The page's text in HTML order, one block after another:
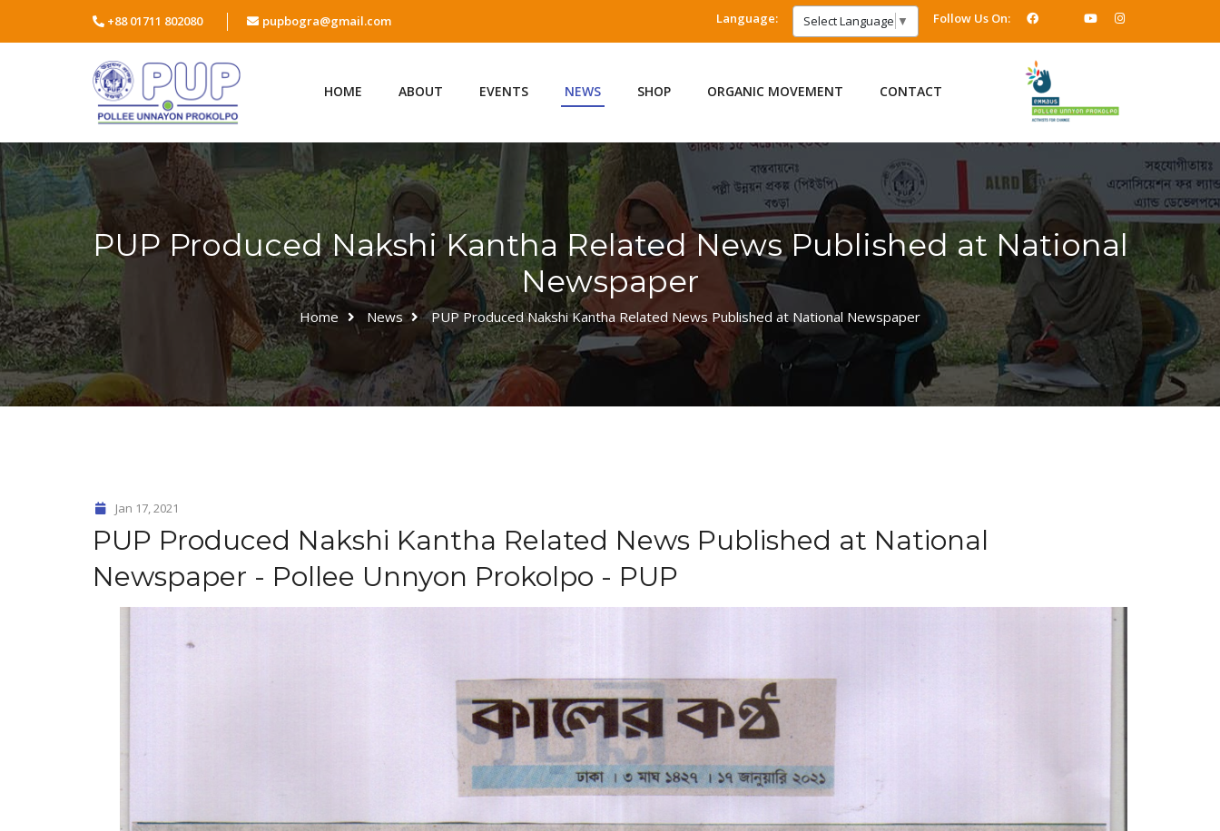
+88 01711 802080 pupbogra@gmail.com Language: Select Language ▼ Follow Us On:
HOME ABOUT EVENTS NEWS SHOP ORGANIC MOVEMENT CONTACT
PUP Produced Nakshi Kantha Related News Published at National
Newspaper
Home News PUP Produced Nakshi Kantha Related News Published at National Newspaper
Jan 17, 2021
PUP Produced Nakshi Kantha Related News Published at National
Newspaper - Pollee Unnyon Prokolpo - PUP